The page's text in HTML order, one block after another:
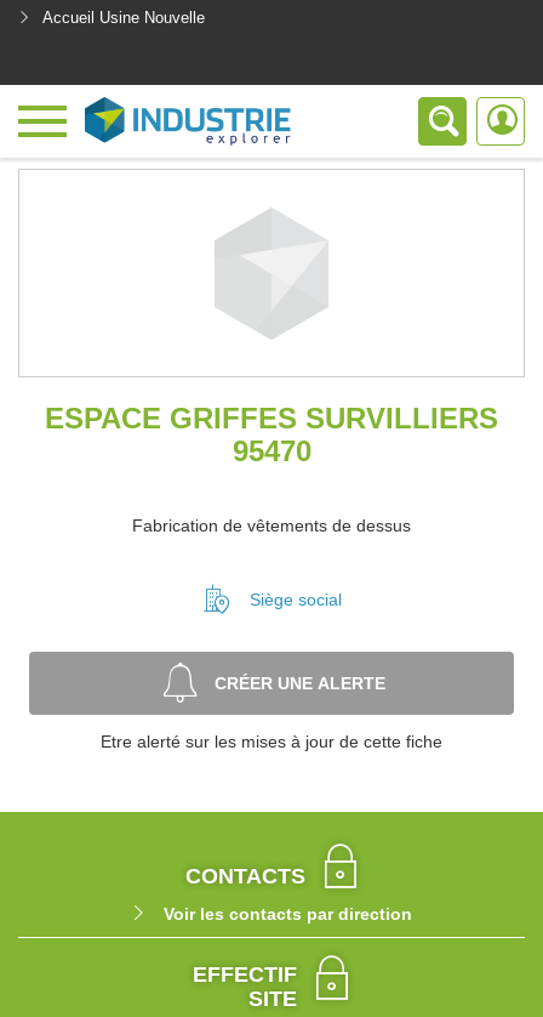
Accueil Usine Nouvelle
ESPACE GRIFFES SURVILLIERS
95470
Fabrication de vêtements de dessus
Siège social
CRÉER UNE ALERTE
Etre alerté sur les mises à jour de cette fiche
CONTACTS
Voir les contacts par direction
EFFECTIF
SITE